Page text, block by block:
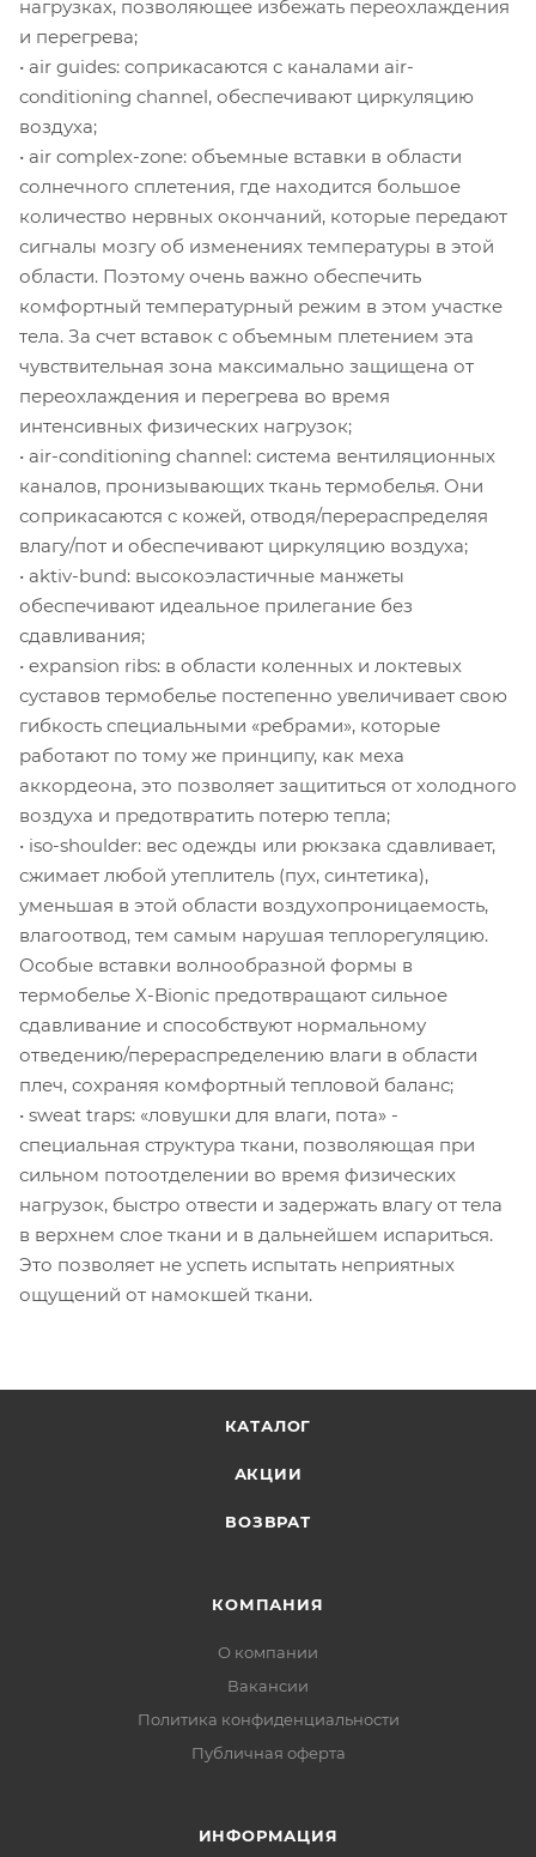
нагрузках, позволяющее избежать переохлаждения
и перегрева;
• air guides: соприкасаются с каналами air-
conditioning channel, обеспечивают циркуляцию
воздуха;
• air complex-zone: объемные вставки в области
солнечного сплетения, где находится большое
количество нервных окончаний, которые передают
сигналы мозгу об изменениях температуры в этой
области. Поэтому очень важно обеспечить
комфортный температурный режим в этом участке
тела. За счет вставок с объемным плетением эта
чувствительная зона максимально защищена от
переохлаждения и перегрева во время
интенсивных физических нагрузок;
• air-conditioning channel: система вентиляционных
каналов, пронизывающих ткань термобелья. Они
соприкасаются с кожей, отводя/перераспределяя
влагу/пот и обеспечивают циркуляцию воздуха;
• aktiv-bund: высокоэластичные манжеты
обеспечивают идеальное прилегание без
сдавливания;
• expansion ribs: в области коленных и локтевых
суставов термобелье постепенно увеличивает свою
гибкость специальными «ребрами», которые
работают по тому же принципу, как меха
аккордеона, это позволяет защититься от холодного
воздуха и предотвратить потерю тепла;
• iso-shoulder: вес одежды или рюкзака сдавливает,
сжимает любой утеплитель (пух, синтетика),
уменьшая в этой области воздухопроницаемость,
влагоотвод, тем самым нарушая теплорегуляцию.
Особые вставки волнообразной формы в
термобелье X-Bionic предотвращают сильное
сдавливание и способствуют нормальному
отведению/перераспределению влаги в области
плеч, сохраняя комфортный тепловой баланс;
• sweat traps: «ловушки для влаги, пота» -
специальная структура ткани, позволяющая при
сильном потоотделении во время физических
нагрузок, быстро отвести и задержать влагу от тела
в верхнем слое ткани и в дальнейшем испариться.
Это позволяет не успеть испытать неприятных
ощущений от намокшей ткани.
КАТАЛОГ
АКЦИИ
ВОЗВРАТ
КОМПАНИЯ
О компании
Вакансии
Политика конфиденциальности
Публичная оферта
ИНФОРМАЦИЯ